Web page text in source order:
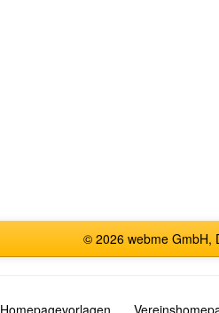
© 2026 webme GmbH,
Homepagevorlagen